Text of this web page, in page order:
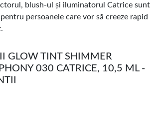
blush-ul și iluminatorul Catrice sunt
persoanele care vor să creeze rapid
GLOW TINT SHIMMER
030 CATRICE, 10,5 ML -